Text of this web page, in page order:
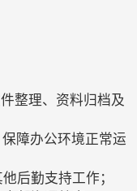
整理、资料归档及
障办公环境正常运
后勤支持工作；